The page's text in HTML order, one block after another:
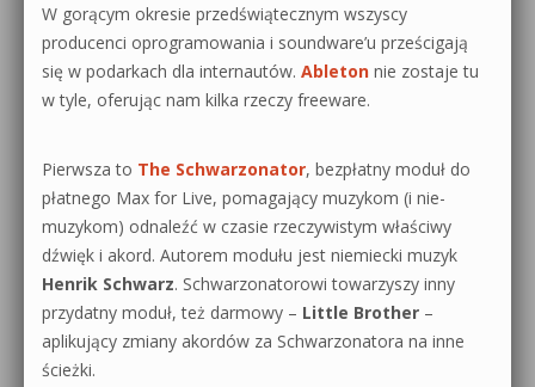
W gorącym okresie przedświątecznym wszyscy
producenci oprogramowania i soundware’u prześcigają
się w podarkach dla internautów. Ableton nie zostaje tu
w tyle, oferując nam kilka rzeczy freeware.
Pierwsza to The Schwarzonator, bezpłatny moduł do
płatnego Max for Live, pomagający muzykom (i nie-
muzykom) odnaleźć w czasie rzeczywistym właściwy
dźwięk i akord. Autorem modułu jest niemiecki muzyk
Henrik Schwarz. Schwarzonatorowi towarzyszy inny
przydatny moduł, też darmowy – Little Brother –
aplikujący zmiany akordów za Schwarzonatora na inne
ścieżki.